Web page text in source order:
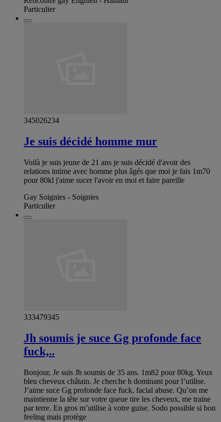
Particulier
345026234
Je suis décidé homme mur
Voilà je suis jeune de 21 ans je suis décidé d'avoir des
relations intime avec homme plus âgés que moi je fais 1m70
pour 80kl j'aime sucer l'avoir en moi et faire pareille
Gay Soignies - Soignies
Particulier
333479345
Jh soumis je suce Gg profonde face
fuck,..
Bonjour, Je suis Jh soumis de 35 ans. 1m82 pour 80kg. Yeux
bleu cheveux châtain. Je cherche h dominant pour l’utilise.
J’aime suce Gg profonde face fuck, facial abuse. Qu’on me
maintienne la tête sur votre queue tire les cheveux, me traine
par terre. En gros m’utilise à votre guise. Sodo possible si bon
feeling mais protège